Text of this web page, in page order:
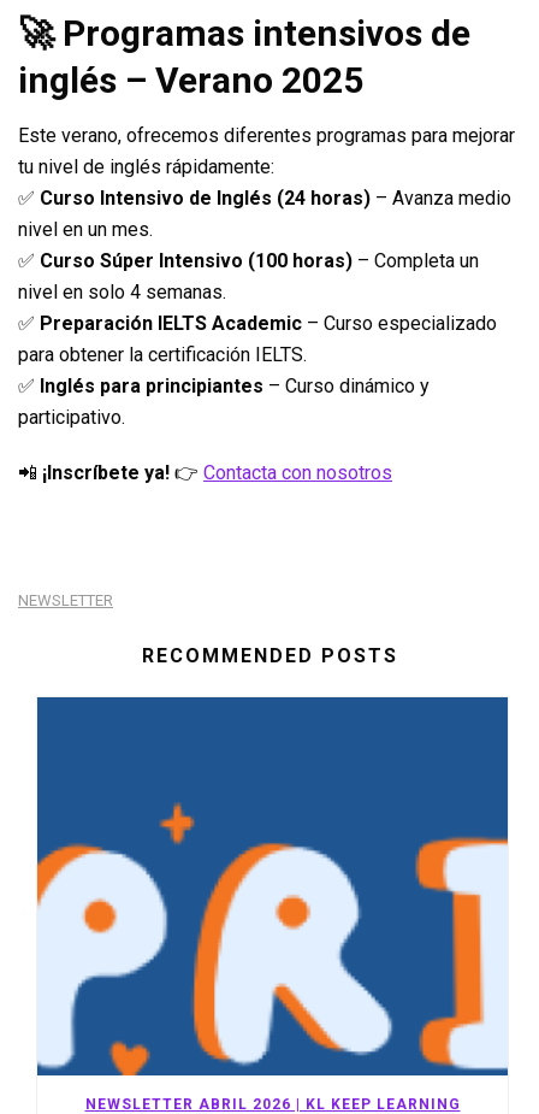
🚀 Programas intensivos de
inglés – Verano 2025
Este verano, ofrecemos diferentes programas para mejorar
tu nivel de inglés rápidamente:
✅ Curso Intensivo de Inglés (24 horas) – Avanza medio
nivel en un mes.
✅ Curso Súper Intensivo (100 horas) – Completa un
nivel en solo 4 semanas.
✅ Preparación IELTS Academic – Curso especializado
para obtener la certificación IELTS.
✅ Inglés para principiantes – Curso dinámico y
participativo.
📲 ¡Inscríbete ya! 👉 Contacta con nosotros
NEWSLETTER
RECOMMENDED POSTS
NEWSLETTER ABRIL 2026 | KL KEEP LEARNING